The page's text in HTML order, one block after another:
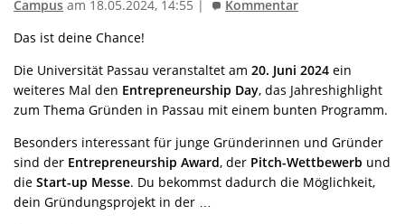
Campus am 18.05.2024, 14:55 | Kommentar
Das ist deine Chance!
Die Universität Passau veranstaltet am 20. Juni 2024 ein
weiteres Mal den Entrepreneurship Day, das Jahreshighlight
zum Thema Gründen in Passau mit einem bunten Programm.
Besonders interessant für junge Gründerinnen und Gründer
sind der Entrepreneurship Award, der Pitch-Wettbewerb und
die Start-up Messe. Du bekommst dadurch die Möglichkeit,
dein Gründungsprojekt in der …